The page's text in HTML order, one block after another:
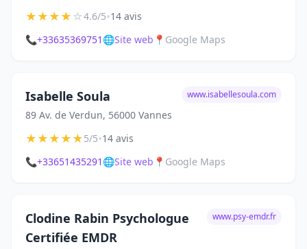
★★★★☆4.6/5•14 avis
📞+33635369751 🌐Site web 📍 Google Maps
Isabelle Soula
89 Av. de Verdun, 56000 Vannes
www.isabellesoula.com
★★★★★5/5•14 avis
📞+33651435291 🌐Site web 📍 Google Maps
Clodine Rabin Psychologue
Certifiée EMDR
www.psy-emdr.fr